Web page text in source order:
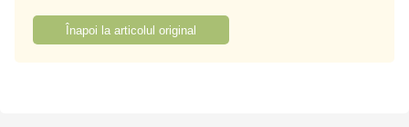
Înapoi la articolul original